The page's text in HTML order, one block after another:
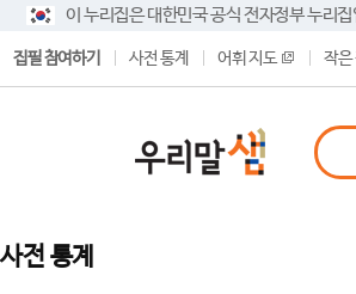
이 누리집은 대한민국 공식 전자정부 누리
집필 참여하기 사전 통계 어휘 지도 작은
사전 통계